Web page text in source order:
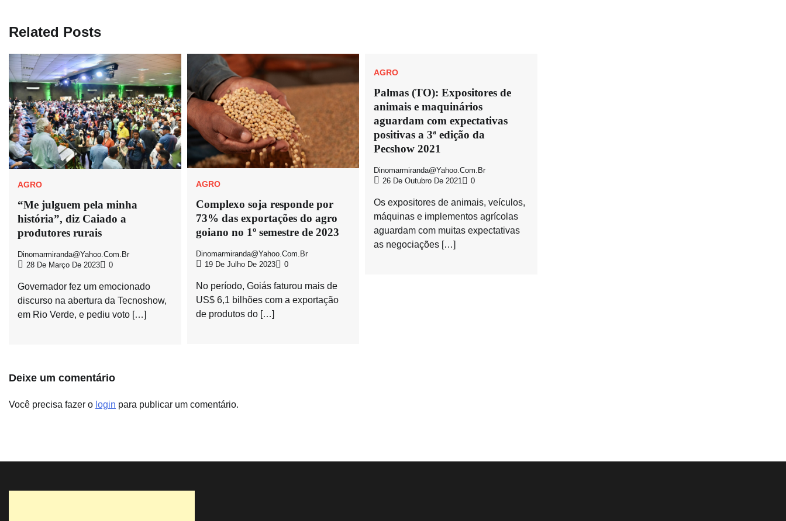
Related Posts
AGRO
“Me julguem pela minha
história”, diz Caiado a
produtores rurais
Dinomarmiranda@yahoo.com.br
28 De Março De 2023
0
Governador fez um emocionado
discurso na abertura da Tecnoshow,
em Rio Verde, e pediu voto […]
AGRO
Complexo soja responde por
73% das exportações do agro
goiano no 1º semestre de 2023
Dinomarmiranda@yahoo.com.br
19 De Julho De 2023
0
No período, Goiás faturou mais de
US$ 6,1 bilhões com a exportação
de produtos do […]
AGRO
Palmas (TO): Expositores de
animais e maquinários
aguardam com expectativas
positivas a 3ª edição da
Pecshow 2021
Dinomarmiranda@yahoo.com.br
26 De Outubro De 2021
0
Os expositores de animais, veículos,
máquinas e implementos agrícolas
aguardam com muitas expectativas
as negociações […]
Deixe um comentário
Você precisa fazer o login para publicar um comentário.